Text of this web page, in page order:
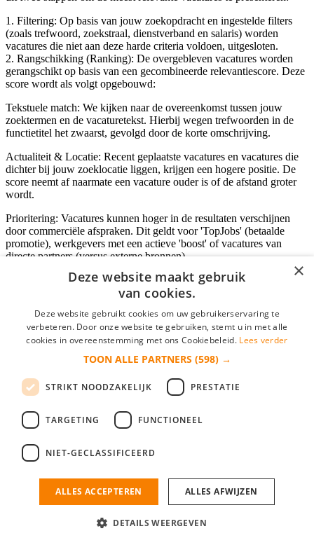
1. Filtering: Op basis van jouw zoekopdracht en ingestelde filters
(zoals trefwoord, zoekstraal, dienstverband en salaris) worden
vacatures die niet aan deze harde criteria voldoen, uitgesloten.
2. Rangschikking (Ranking): De overgebleven vacatures worden
gerangschikt op basis van een gecombineerde relevantiescore. Deze
score wordt als volgt opgebouwd:
Tekstuele match: We kijken naar de overeenkomst tussen jouw
zoektermen en de vacaturetekst. Hierbij wegen trefwoorden in de
functietitel het zwaarst, gevolgd door de korte omschrijving.
Actualiteit & Locatie: Recent geplaatste vacatures en vacatures die
dichter bij jouw zoeklocatie liggen, krijgen een hogere positie. De
score neemt af naarmate een vacature ouder is of de afstand groter
wordt.
Prioritering: Vacatures kunnen hoger in de resultaten verschijnen
door commerciële afspraken. Dit geldt voor 'TopJobs' (betaalde
promotie), werkgevers met een actieve 'boost' of vacatures van
directe partners (versus externe bronnen).
Inloggen als bedrijf
*
login gegevens onthouden
login
Bedrijf aanmelden
nieuwe collega/werknemer zo gevonden!
×
Deze website maakt gebruik
van cookies.
Deze website gebruikt cookies om uw gebruikerservaring te
verbeteren. Door onze website te gebruiken, stemt u in met alle
cookies in overeenstemming met ons Cookiebeleid. Lees verder
TOON ALLE PARTNERS (598) →
STRIKT NOODZAKELIJK PRESTATIE
TARGETING FUNCTIONEEL
NIET-GECLASSIFICEERD
ALLES ACCEPTEREN ALLES AFWIJZEN
DETAILS WEERGEVEN